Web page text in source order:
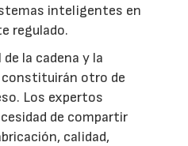
inteligentes en
regulado.
la cadena y la
constituirán otro de
Los expertos
de compartir
calidad,